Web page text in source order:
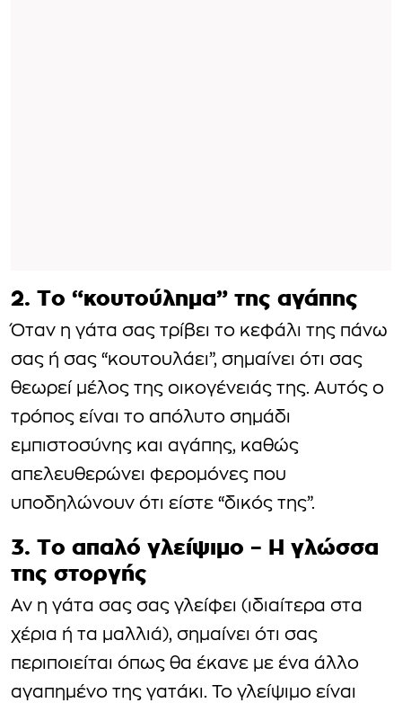
2. Το “κουτούλημα” της αγάπης
Όταν η γάτα σας τρίβει το κεφάλι της πάνω
σας ή σας “κουτουλάει”, σημαίνει ότι σας
θεωρεί μέλος της οικογένειάς της. Αυτός ο
τρόπος είναι το απόλυτο σημάδι
εμπιστοσύνης και αγάπης, καθώς
απελευθερώνει φερομόνες που
υποδηλώνουν ότι είστε “δικός της”.
3. Το απαλό γλείψιμο – Η γλώσσα
της στοργής
Αν η γάτα σας σας γλείφει (ιδιαίτερα στα
χέρια ή τα μαλλιά), σημαίνει ότι σας
περιποιείται όπως θα έκανε με ένα άλλο
αγαπημένο της γατάκι. Το γλείψιμο είναι